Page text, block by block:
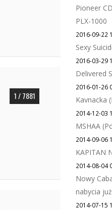
1 / 7881
Pioneer
PLX-1000
2016-09-22
Sexy
2016-03-29
Delivered
2016-01-26
Kavnacka
2014-12-03
MSHAA
2014-09-06
KAPITAN
2014-08-04
Nowy
nabycia
2014-07-15